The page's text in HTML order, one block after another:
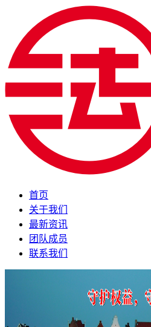
首页
关于我们
最新资讯
团队成员
联系我们